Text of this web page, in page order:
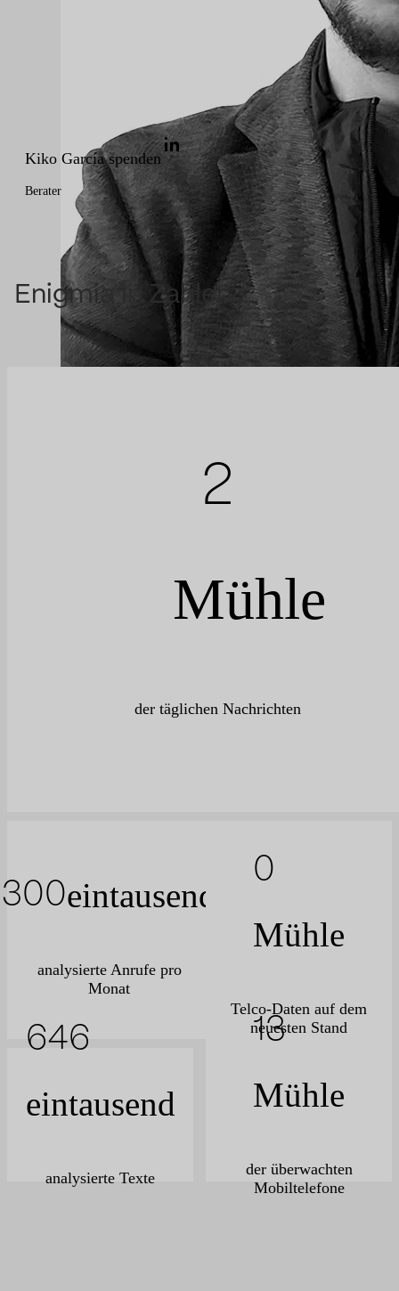
Kiko García spenden
Berater
Enigmia in Zahlen
2
Mühle
der täglichen Nachrichten
300eintausend
analysierte Anrufe pro
Monat
0
Mühle
Telco-Daten auf dem
neuesten Stand
646
eintausend
analysierte Texte
16
Mühle
der überwachten
Mobiltelefone